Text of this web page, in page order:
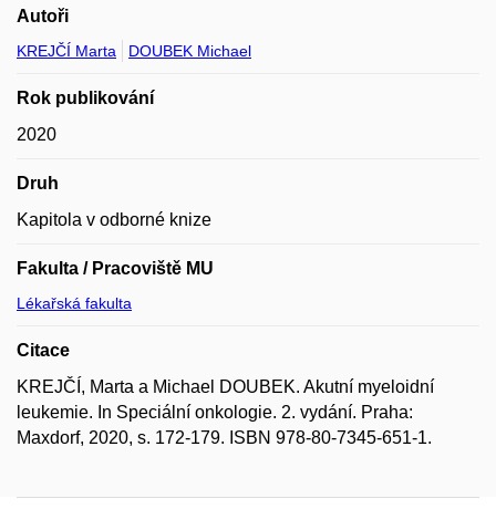
Autoři
KREJČÍ Marta DOUBEK Michael
Rok publikování
2020
Druh
Kapitola v odborné knize
Fakulta / Pracoviště MU
Lékařská fakulta
Citace
KREJČÍ, Marta a Michael DOUBEK. Akutní myeloidní
leukemie. In Speciální onkologie. 2. vydání. Praha:
Maxdorf, 2020, s. 172-179. ISBN 978-80-7345-651-1.